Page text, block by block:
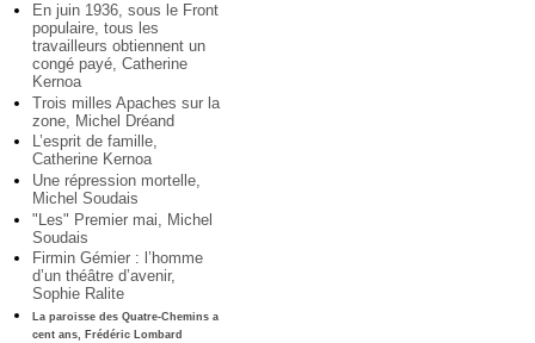
En juin 1936, sous le Front
populaire, tous les
travailleurs obtiennent un
congé payé, Catherine
Kernoa
Trois milles Apaches sur la
zone, Michel Dréand
L’esprit de famille,
Catherine Kernoa
Une répression mortelle,
Michel Soudais
"Les" Premier mai, Michel
Soudais
Firmin Gémier : l’homme
d’un théâtre d’avenir,
Sophie Ralite
La paroisse des Quatre-Chemins a
cent ans, Frédéric Lombard